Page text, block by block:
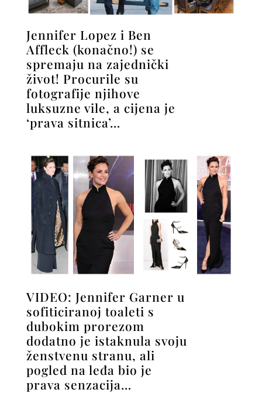
Jennifer Lopez i Ben
Affleck (konačno!) se
spremaju na zajednički
život! Procurile su
fotografije njihove
luksuzne vile, a cijena je
‘prava sitnica’…
VIDEO: Jennifer Garner u
sofiticiranoj toaleti s
dubokim prorezom
dodatno je istaknula svoju
ženstvenu stranu, ali
pogled na leđa bio je
prava senzacija…